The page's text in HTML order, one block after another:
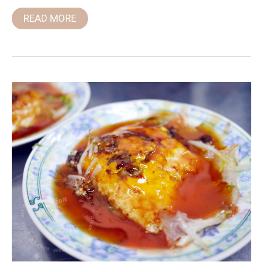
放
鬆
一
READ MORE
台
南
國
華
街,
石
精
臼
蚵
仔
煎
每
次
必
吃
人
氣
老
店，